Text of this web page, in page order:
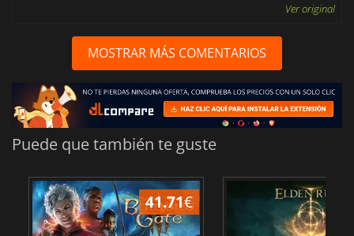
Ver original
MOSTRAR MÁS COMENTARIOS
Puede que también te guste
41.71€